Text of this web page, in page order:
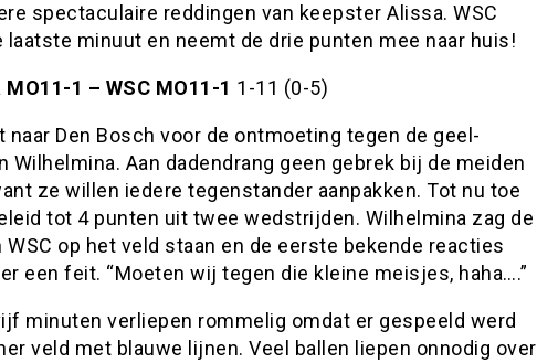
spectaculaire reddingen van keepster Alissa. WSC
minuut en neemt de drie punten mee naar huis!
1 – WSC MO11-1 1-11 (0-5)
naar Den Bosch voor de ontmoeting tegen de geel-
Wilhelmina. Aan dadendrang geen gebrek bij de meiden
ze willen iedere tegenstander aanpakken. Tot nu toe
tot 4 punten uit twee wedstrijden. Wilhelmina zag de
WSC op het veld staan en de eerste bekende reacties
een feit. “Moeten wij tegen die kleine meisjes, haha….”
minuten verliepen rommelig omdat er gespeeld werd
veld met blauwe lijnen. Veel ballen liepen onnodig over